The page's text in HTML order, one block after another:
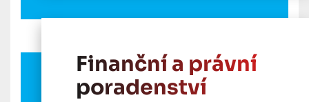
Finanční a právní
poradenství